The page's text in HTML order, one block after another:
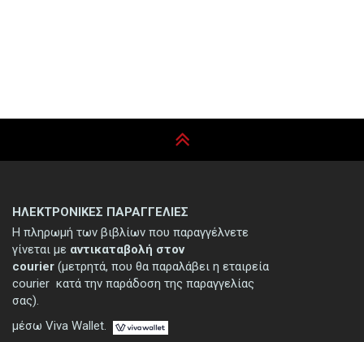
ΗΛΕΚΤΡΟΝΙΚΕΣ ΠΑΡΑΓΓΕΛΙΕΣ
Η πληρωμή των βιβλίων που παραγγέλνετε
γίνεται με αντικαταβολή στον
courier (μετρητά, που θα παραλάβει η εταιρεία
courier κατά την παράδοση της παραγγελίας
σας).
μέσω Viva Wallet.